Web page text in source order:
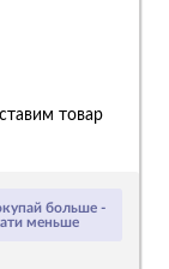
больше -
меньше
товар